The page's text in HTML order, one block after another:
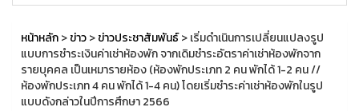
หน้าหลัก>ข่าว>ข่าวประชาสัมพันธ์> เริ่มดำเนินการเปลี่ยนแปลงรูป
แบบการชำระเงินค่าเช่าห้องพัก จากเดิมชำระอัตราค่าเช่าห้องพักจาก
รายบุคคล เป็นเหมารายห้อง (ห้องพักประเภท 2 คน พักได้ 1-2 คน //
ห้องพักประเภท 4 คน พักได้ 1-4 คน) โดยเริ่มชำระค่าเช่าห้องพักในรูป
แบบดังกล่าวในปีการศึกษา 2566